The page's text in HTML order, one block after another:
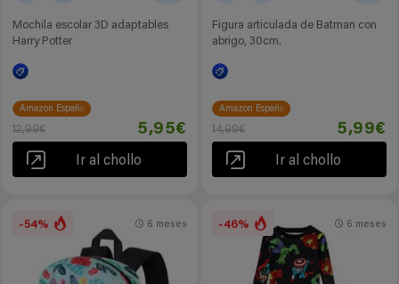
Mochila escolar 3D adaptables
Harry Potter
Amazon España
12,99€ 5,95€
Ir al chollo
Figura articulada de Batman con
abrigo, 30cm.
Amazon España
14,99€ 5,99€
Ir al chollo
-54% 6 meses -46% 6 meses